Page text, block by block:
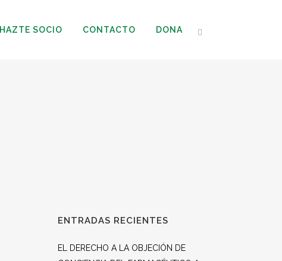
HAZTE SOCIO CONTACTO DONA
ENTRADAS RECIENTES
EL DERECHO A LA OBJECIÓN DE